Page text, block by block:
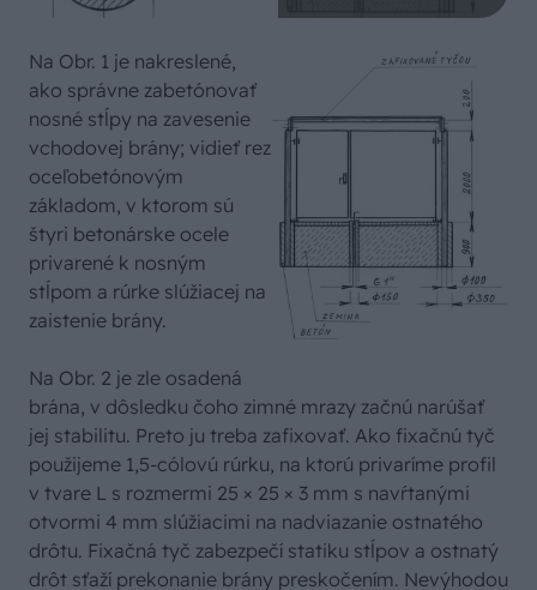
Na Obr. 1 je nakreslené,
ako správne zabetónovať
nosné stĺpy na zavesenie
vchodovej brány; vidieť rez
oceľobetónovým
základom, v ktorom sú
štyri betonárske ocele
privarené k nosným
stĺpom a rúrke slúžiacej na
zaistenie brány.
Na Obr. 2 je zle osadená
brána, v dôsledku čoho zimné mrazy začnú narúšať
jej stabilitu. Preto ju treba zafixovať. Ako fixačnú tyč
použijeme 1,5-cólovú rúrku, na ktorú privaríme profil
v tvare L s rozmermi 25 × 25 × 3 mm s navŕtanými
otvormi 4 mm slúžiacimi na nadviazanie ostnatého
drôtu. Fixačná tyč zabezpečí statiku stĺpov a ostnatý
drôt sťaží prekonanie brány preskočením. Nevýhodou